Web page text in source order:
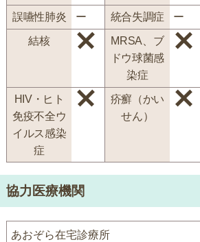
誤嚥性肺炎 ー 統合失調症 ー
結核
MRSA、ブ
ドウ球菌感
染症
HIV・ヒト
免疫不全ウ
イルス感染
症
疥癬（かい
せん）
協力医療機関
あおぞら在宅診療所